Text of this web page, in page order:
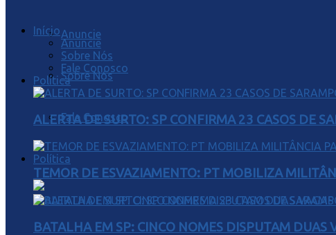
Anuncie
Sobre Nós
Fale Conosco
Política
Início
Anuncie
Sobre Nós
Fale Conosco
Política
ALERTA DE SURTO: SP CONFIRMA 23 CASOS DE
TEMOR DE ESVAZIAMENTO: PT MOBILIZA
BATALHA EM SP: CINCO NOMES DISPUTAM DUAS